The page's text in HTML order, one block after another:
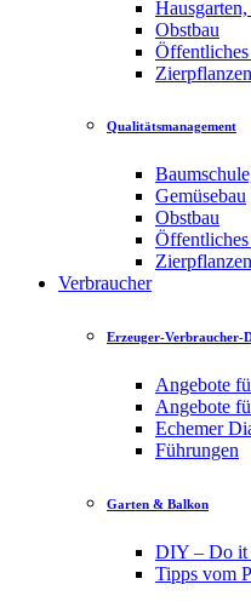
Obstbau
Qualitätsmanagement
Gemüsebau
Obstbau
Verbraucher
Erzeuger-Verbraucher-
Angebote
Angebote
Echemer
Führungen
Garten & Balkon
DIY – Do it
Tipps vom